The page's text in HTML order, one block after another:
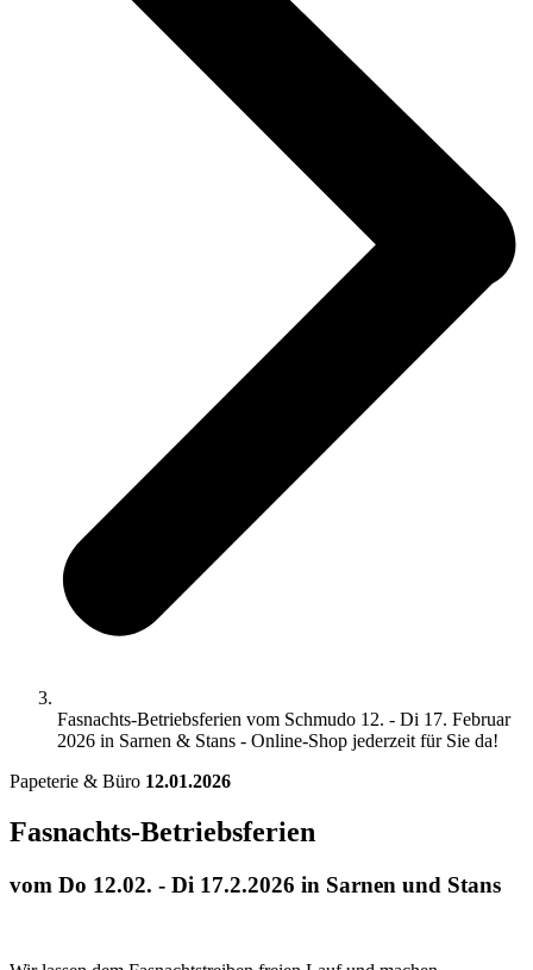
Fasnachts-Betriebsferien vom Schmudo 12. - Di 17. Februar
2026 in Sarnen & Stans - Online-Shop jederzeit für Sie da!
Papeterie & Büro 12.01.2026
Fasnachts-Betriebsferien
vom Do 12.02. - Di 17.2.2026 in Sarnen und Stans